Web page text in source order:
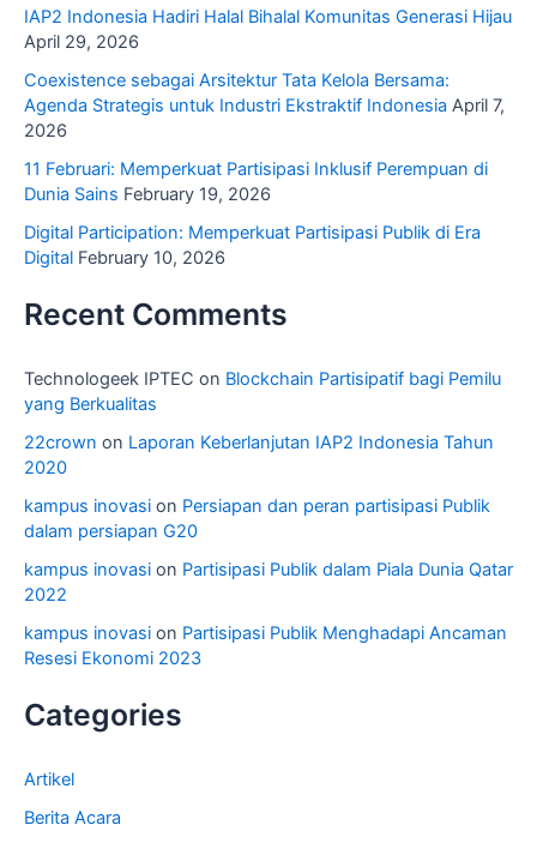
IAP2 Indonesia Hadiri Halal Bihalal Komunitas Generasi Hijau
April 29, 2026
Coexistence sebagai Arsitektur Tata Kelola Bersama:
Agenda Strategis untuk Industri Ekstraktif Indonesia April 7,
2026
11 Februari: Memperkuat Partisipasi Inklusif Perempuan di
Dunia Sains February 19, 2026
Digital Participation: Memperkuat Partisipasi Publik di Era
Digital February 10, 2026
Recent Comments
Technologeek IPTEC on Blockchain Partisipatif bagi Pemilu
yang Berkualitas
22crown on Laporan Keberlanjutan IAP2 Indonesia Tahun
2020
kampus inovasi on Persiapan dan peran partisipasi Publik
dalam persiapan G20
kampus inovasi on Partisipasi Publik dalam Piala Dunia Qatar
2022
kampus inovasi on Partisipasi Publik Menghadapi Ancaman
Resesi Ekonomi 2023
Categories
Artikel
Berita Acara